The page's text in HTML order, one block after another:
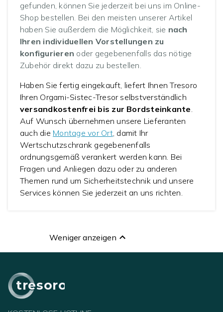
gefunden, können Sie jederzeit bei uns im Online-
Shop bestellen. Bei den meisten unserer Artikel
haben Sie außerdem die Möglichkeit, sie nach
Ihren individuellen Vorstellungen zu
konfigurieren oder gegebenenfalls das nötige
Zubehör direkt dazu zu bestellen.
Haben Sie fertig eingekauft, liefert Ihnen Tresoro
Ihren Orgami-Sistec-Tresor selbstverständlich
versandkostenfrei bis zur Bordsteinkante.
Auf Wunsch übernehmen unsere Lieferanten
auch die Montage vor Ort, damit Ihr
Wertschutzschrank gegebenenfalls
ordnungsgemäß verankert werden kann. Bei
Fragen und Anliegen dazu oder zu anderen
Themen rund um Sicherheitstechnik und unsere
Services können Sie jederzeit an uns richten.
Weniger anzeigen
tresoro